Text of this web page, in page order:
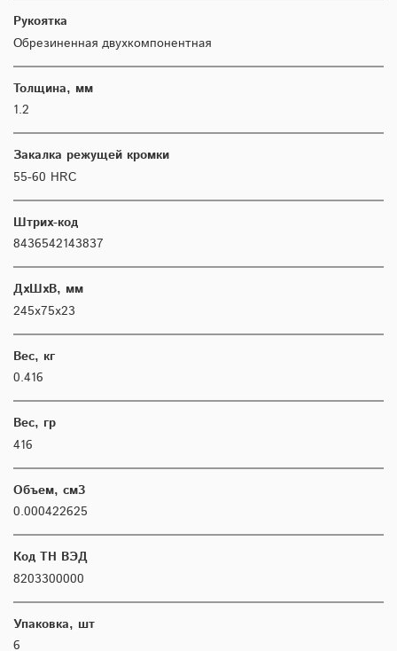
Рукоятка
Обрезиненная двухкомпонентная
Толщина, мм
1.2
Закалка режущей кромки
55-60 HRC
Штрих-код
8436542143837
ДхШхВ, мм
245х75х23
Вес, кг
0.416
Вес, гр
416
Объем, см3
0.000422625
Код ТН ВЭД
8203300000
Упаковка, шт
6